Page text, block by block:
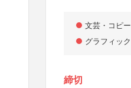
文芸・コピ
グラフィッ
締切